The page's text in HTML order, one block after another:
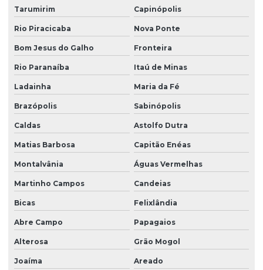
Tarumirim Capinópolis
Rio Piracicaba Nova Ponte
Bom Jesus do Galho Fronteira
Rio Paranaíba Itaú de Minas
Ladainha Maria da Fé
Brazópolis Sabinópolis
Caldas Astolfo Dutra
Matias Barbosa Capitão Enéas
Montalvânia Águas Vermelhas
Martinho Campos Candeias
Bicas Felixlândia
Abre Campo Papagaios
Alterosa Grão Mogol
Joaíma Areado